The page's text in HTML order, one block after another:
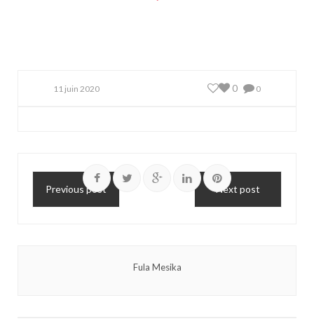
11 juin 2020 0
0
Previous post Next post
Fula Mesika